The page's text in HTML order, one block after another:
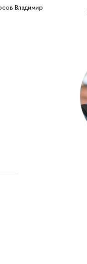
Владимир